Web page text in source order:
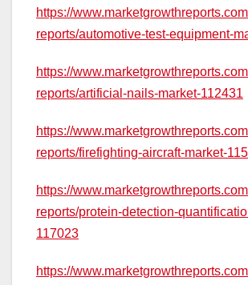
https://
reports/automotive-test-equipment-
https://
reports/artificial-nails-market-112431
https://
reports/firefighting-aircraft-market-
https://
reports/protein-detection-
117023
https://